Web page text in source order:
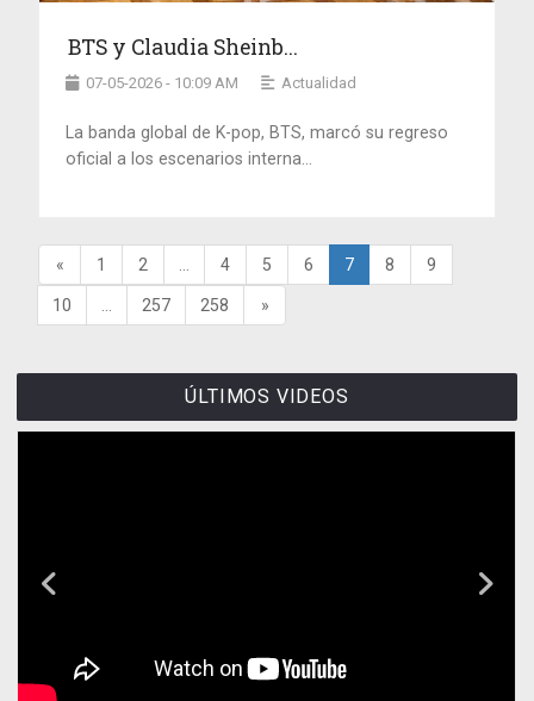
BTS y Claudia Sheinb...
07-05-2026 - 10:09 AM Actualidad
La banda global de K-pop, BTS, marcó su regreso
oficial a los escenarios interna...
« 1 2 4 5 6 7 8 9
10 257 258 »
ÚLTIMOS VIDEOS